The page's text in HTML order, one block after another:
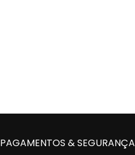
PAGAMENTOS & SEGURANÇA